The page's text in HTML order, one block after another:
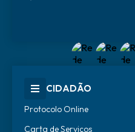
CIDADÃO
Protocolo Online
Carta de Serviços